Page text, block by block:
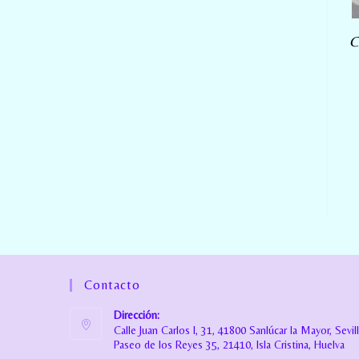
Contacto
Dirección:
Calle Juan Carlos I, 31, 41800 Sanlúcar la Mayor,
Paseo de los Reyes 35, 21410, Isla Cristina, Huelva